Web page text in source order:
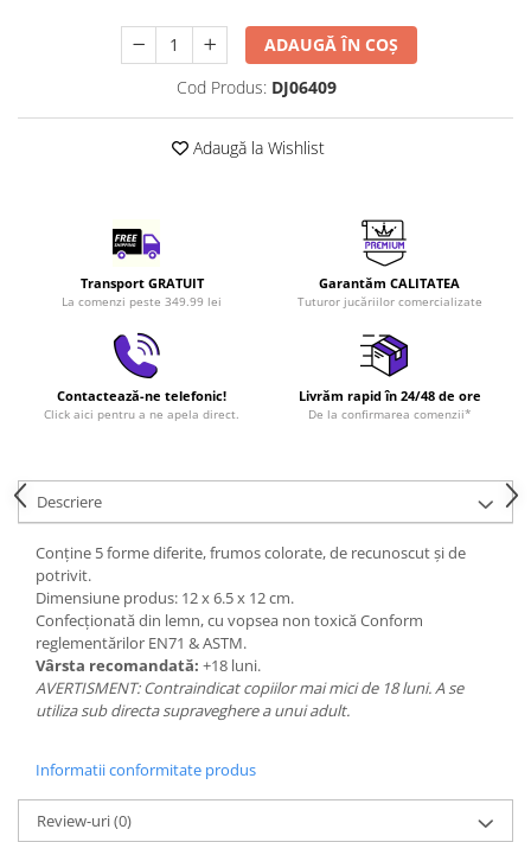
LEGO Creator Expert
ADAUGĂ ÎN COȘ
Cod Produs: DJ06409
Adaugă la Wishlist
Transport GRATUIT
La comenzi peste 349.99 lei
Garantăm CALITATEA
Tuturor jucăriilor comercializate
Contactează-ne telefonic!
Click aici pentru a ne apela direct.
Livrăm rapid în 24/48 de ore
De la confirmarea comenzii*
Descriere
Conţine 5 forme diferite, frumos colorate, de recunoscut şi de
potrivit.
Dimensiune produs: 12 x 6.5 x 12 cm.
Confecţionată din lemn, cu vopsea non toxică Conform
reglementărilor EN71 & ASTM.
Vârsta recomandată: +18 luni.
AVERTISMENT: Contraindicat copiilor mai mici de 18 luni. A se
utiliza sub directa supraveghere a unui adult.
Informatii conformitate produs
Review-uri(0)